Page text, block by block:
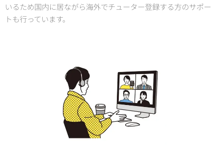
いるため国内に居ながら海外でチューター登録する方のサポー
トも行っています。